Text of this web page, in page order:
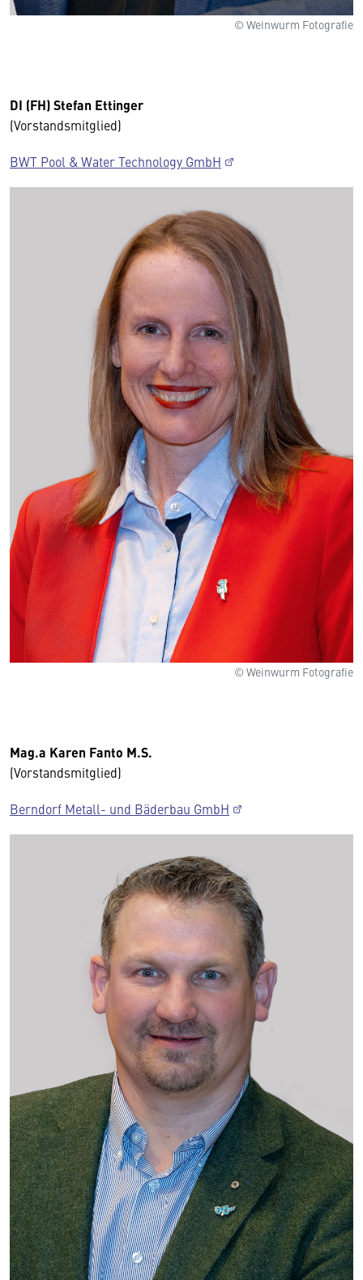
© Weinwurm Fotografie
DI (FH) Stefan Ettinger
(Vorstandsmitglied)
BWT Pool & Water Technology GmbH
© Weinwurm Fotografie
Mag.a Karen Fanto M.S.
(Vorstandsmitglied)
Berndorf Metall- und Bäderbau GmbH